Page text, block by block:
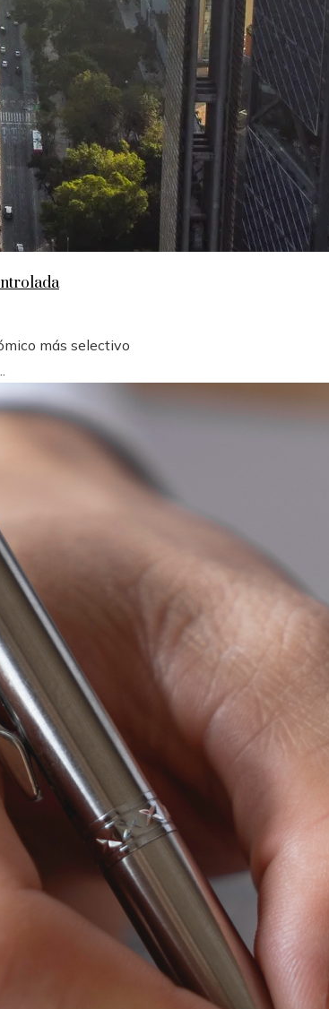
más selectivo